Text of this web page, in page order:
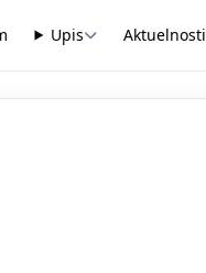
Upis Aktuelnosti